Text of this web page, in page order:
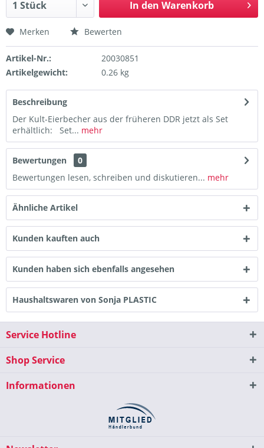
In den Warenkorb
Merken Bewerten
Artikel-Nr.:
20030851
Artikelgewicht:
0.26 kg
Beschreibung
Der Kult-Eierbecher aus der früheren DDR jetzt als Set
erhältlich: Set... mehr
Bewertungen
0
Bewertungen lesen, schreiben und diskutieren... mehr
Ähnliche Artikel
Kunden kauften auch
Kunden haben sich ebenfalls angesehen
Haushaltswaren von Sonja PLASTIC
Service Hotline
Shop Service
Informationen